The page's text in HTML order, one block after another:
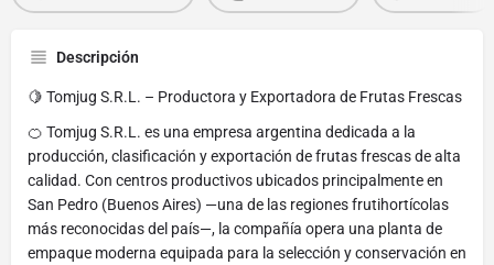
Descripción
🍋 Tomjug S.R.L. – Productora y Exportadora de Frutas Frescas
🍊 Tomjug S.R.L. es una empresa argentina dedicada a la
producción, clasificación y exportación de frutas frescas de alta
calidad. Con centros productivos ubicados principalmente en
San Pedro (Buenos Aires) —una de las regiones frutihortícolas
más reconocidas del país—, la compañía opera una planta de
empaque moderna equipada para la selección y conservación en